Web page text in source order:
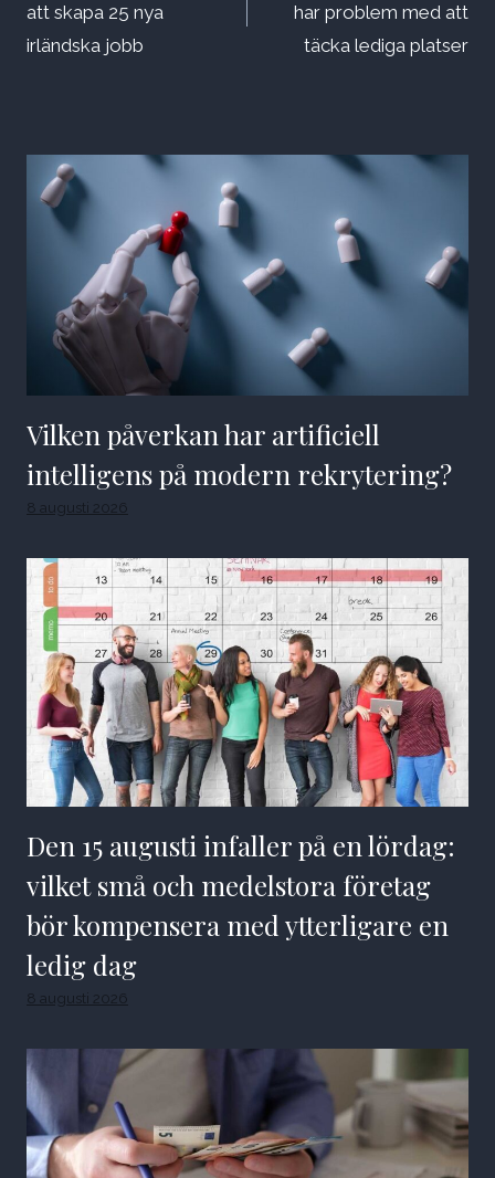
att skapa 25 nya
irländska jobb
har problem med att
täcka lediga platser
Vilken påverkan har artificiell
intelligens på modern rekrytering?
8 augusti 2026
Den 15 augusti infaller på en lördag:
vilket små och medelstora företag
bör kompensera med ytterligare en
ledig dag
8 augusti 2026